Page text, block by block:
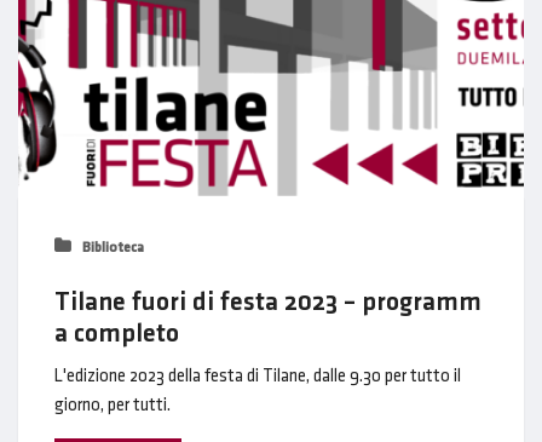
Biblioteca
Tilane fuori di festa 2023 – programm
a completo
L'edizione 2023 della festa di Tilane, dalle 9.30 per tutto il
giorno, per tutti.